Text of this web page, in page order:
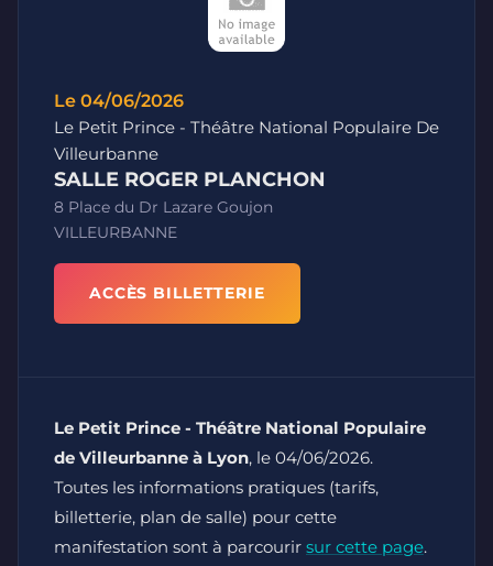
Le 04/06/2026
Le Petit Prince - Théâtre National Populaire De
Villeurbanne
SALLE ROGER PLANCHON
8 Place du Dr Lazare Goujon
VILLEURBANNE
ACCÈS BILLETTERIE
Le Petit Prince - Théâtre National Populaire
de Villeurbanne à Lyon, le 04/06/2026.
Toutes les informations pratiques (tarifs,
billetterie, plan de salle) pour cette
manifestation sont à parcourir sur cette page.